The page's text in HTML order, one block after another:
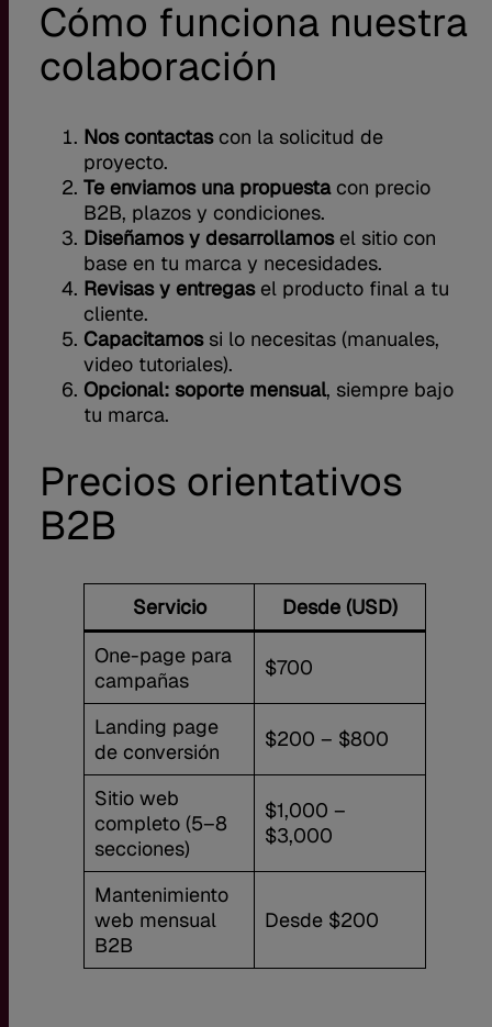
Cómo funciona nuestra
colaboración
Nos contactascon la solicitud de
proyecto.
Te enviamos una propuestacon precio
B2B, plazos y condiciones.
Diseñamos y desarrollamosel sitio con
base en tu marca y necesidades.
Revisas y entregasel producto final a tu
cliente.
Capacitamossi lo necesitas (manuales,
video tutoriales).
Opcional: soporte mensual, siempre bajo
tu marca.
Precios orientativos
B2B
Servicio
Desde (USD)
One-page para
campañas
$700
Landing page
de conversión
$200 – $800
Sitio web
completo (5–8
secciones)
$1,000 –
$3,000
Mantenimiento
web mensual
B2B
Desde $200